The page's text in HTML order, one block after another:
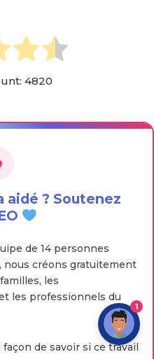
4820
aidé ? Soutenez
de 14 personnes
nous créons gratuitement
les
les professionnels du
de savoir si ce travail
1